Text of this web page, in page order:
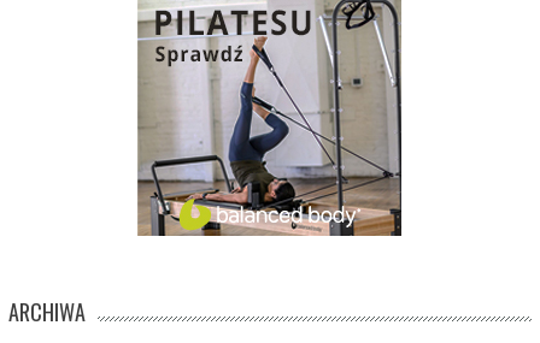
ARCHIWA